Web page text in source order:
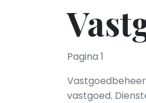
Pagina 1
vastgoed.